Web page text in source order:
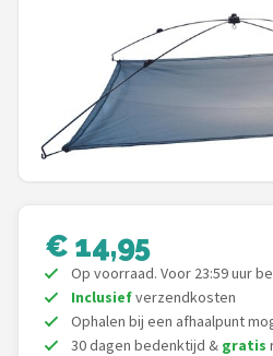
Hengelsoorten
Hengels
Molens
Dobbers
Kunstaas
Shop
POPULAIRE MERKEN
€ 14,95
Op voorraad. Voor 23:59 uur
Inclusiefverzendkosten
Ophalen bij een afhaalpunt
30 dagen bedenktijd & gratis